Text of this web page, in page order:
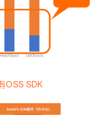
OSS SDK